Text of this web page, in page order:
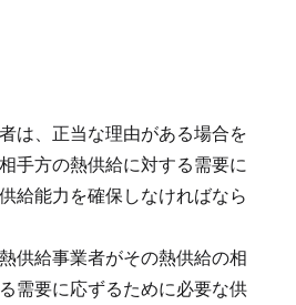
は、正当な理由がある場合を
手方の熱供給に対する需要に
給能力を確保しなければなら
供給事業者がその熱供給の相
需要に応ずるために必要な供